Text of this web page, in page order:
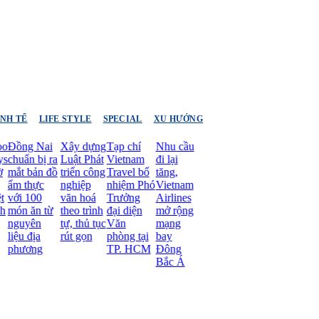
TẾ LIFE STYLE SPECIAL XU HƯỚNG
Nai
bị ra
bản đồ
thực
100
ăn từ
địa
Xây dựng
Luật Phát
triển công
nghiệp
văn hoá
theo trình
tự, thủ tục
rút gọn
Tạp chí
Vietnam
Travel bổ
nhiệm Phó
Trưởng
đại diện
Văn
phòng tại
TP. HCM
Nhu cầu
đi lại
tăng,
Vietnam
Airlines
mở rộng
mạng
bay
Đông
Bắc Á